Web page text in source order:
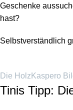
Geschenke
hast?
Selbstverständlich
Die HolzKaspero
Tinis Tipp: